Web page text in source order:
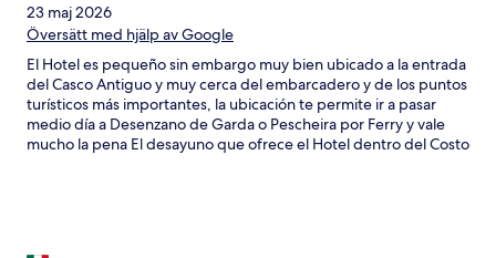
23 maj 2026
Översätt med hjälp av Google
El Hotel es pequeño sin embargo muy bien ubicado a la entrada
del Casco Antiguo y muy cerca del embarcadero y de los puntos
turísticos más importantes, la ubicación te permite ir a pasar
medio día a Desenzano de Garda o Pescheira por Ferry y vale
mucho la pena El desayuno que ofrece el Hotel dentro del Costo